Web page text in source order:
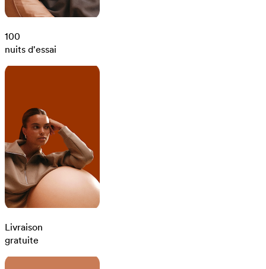
100
nuits d'essai
Livraison
gratuite